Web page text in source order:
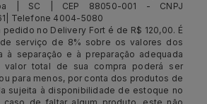
| SC | CEP 88050-001 - CNPJ
Telefone 4004-5080
pedido no Delivery Fort é de R$ 120,00. É
serviço de 8% sobre os valores dos
à separação e à preparação adequada
total de sua compra poderá ser
para menos, por conta dos produtos de
sujeita à disponibilidade de estoque no